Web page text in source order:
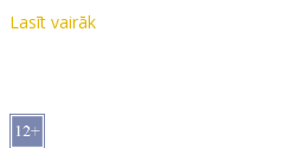
Izrāde uzņemta Londonā,
Lasīt vairāk